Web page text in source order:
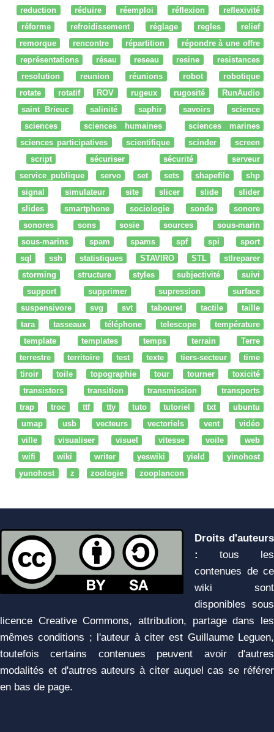
reduction
réduire réemploi réflexion
reflexivité
réforme
refroidissement réglage regles
relief
remorque
rencontre répartition
répondre à une offre
représentations
résau reseau resine
resistances
resolution
reunion réunions robot
robotique
rotate
rotatif ROV rugeux rugosité
RunAudio
saint Brieuc
salinité saphir savoirs
science
sciences
sciences humaines
sciences marines
sciences participatives
scientifique scinder
screen
script
sécuriser sécurité
serveur
service_publique
servo set sets shapefile
shp
signal
simulateur site slicer slide
slider
slides
smartphone sociologie sonde
sonore
sonores
sons sosie sources
sous-marin
sous-marins
spam spams spf spi
sport
sql
ssh statistiques STAVIRO STL
stlreparer
storming
structure styles subjectivité
suivi
support
supprimer supression
surface
suspensivore
svg svt tabouret tactile
taille
tara
tasseaux téléphone telescope
température
template
templates temps terrain
Terre
terrestre
territoire test texte tiers-secteur
time
tiroir
toile topographie tour tourner
toxicité
transistors
transition transmission
transports
trap
troc ttf tty tuto tutoriel txt
ubuntu
umap
usb vecteurs vectoriels vent
vidéo
ville
visualiser visuel vitesse voile
web
wifi
wiki writer yeswiki yield
yinohost
yunohost
z zoologie zooplancon
Droits d'auteurs
:
tous les
contenues de ce
wiki sont
disponibles sous
licence Creative Commons, attribution, partage dans les
mêmes conditions ; l'auteur à citer est Guillaume Leguen,
toutefois certains contenues peuvent avoir d'autres
modalités et d'autres auteurs à citer auquel cas se référer
en bas de page.